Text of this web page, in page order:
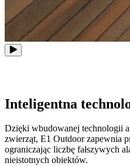
Inteligentna
Dzięki wbudowanej technologii
zwierząt, E1 Outdoor zapewnia
ograniczając liczbę fałszywych
nieistotnych obiektów.